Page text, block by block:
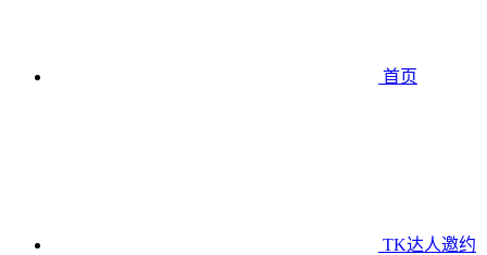
首页
TK达人邀约